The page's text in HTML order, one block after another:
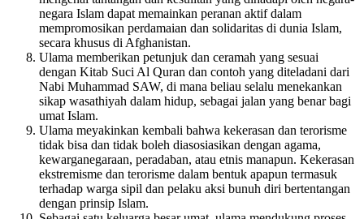
negara Islam dapat memainkan peranan aktif dalam
mempromosikan perdamaian dan solidaritas di dunia Islam,
secara khusus di Afghanistan.
Ulama memberikan petunjuk dan ceramah yang sesuai
dengan Kitab Suci Al Quran dan contoh yang diteladani dari
Nabi Muhammad SAW, di mana beliau selalu menekankan
sikap wasathiyah dalam hidup, sebagai jalan yang benar bagi
umat Islam.
Ulama meyakinkan kembali bahwa kekerasan dan terorisme
tidak bisa dan tidak boleh diasosiasikan dengan agama,
kewarganegaraan, peradaban, atau etnis manapun. Kekerasan
ekstremisme dan terorisme dalam bentuk apapun termasuk
terhadap warga sipil dan pelaku aksi bunuh diri bertentangan
dengan prinsip Islam.